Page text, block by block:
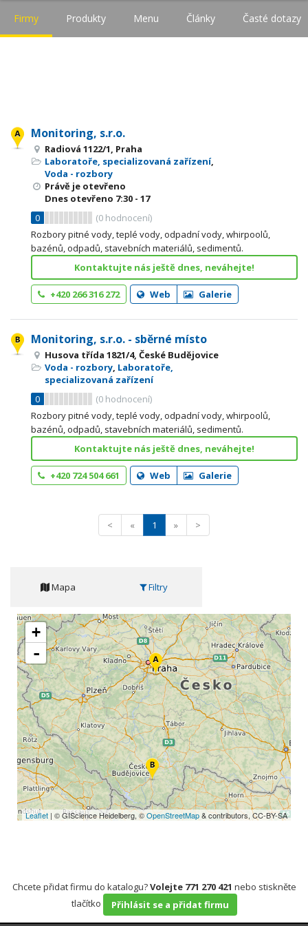
Firmy Produkty Menu Články Časté dotazy
Monitoring, s.r.o.
Radiová 1122/1, Praha
Laboratoře, specializovaná zařízení,
Voda - rozbory
Právě je otevřeno
Dnes otevřeno 7:30 - 17
0
(0 hodnocení)
Rozbory pitné vody, teplé vody, odpadní vody, whirpoolů,
bazénů, odpadů, stavebních materiálů, sedimentů.
Kontaktujte nás ještě dnes, neváhejte!
+420 266 316 272 Web Galerie
Monitoring, s.r.o. - sběrné místo
Husova třída 1821/4, České Budějovice
Voda - rozbory, Laboratoře,
specializovaná zařízení
0
(0 hodnocení)
Rozbory pitné vody, teplé vody, odpadní vody, whirpoolů,
bazénů, odpadů, stavebních materiálů, sedimentů.
Kontaktujte nás ještě dnes, neváhejte!
+420 724 504 661 Web Galerie
< « 1 » >
Mapa Filtry
+
-
Leaflet | © GIScience Heidelberg, ©OpenStreetMap& contributors, CC-BY-SA
Chcete přidat firmu do katalogu?Volejte 771 270 421 nebo stiskněte
tlačítko
Přihlásit se a přidat firmu